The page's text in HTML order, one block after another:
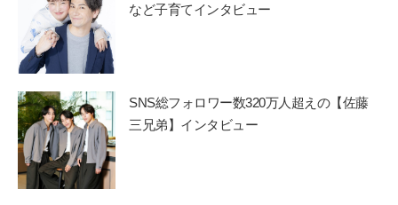
など子育てインタビュー
SNS総フォロワー数320万人超えの【佐藤
三兄弟】インタビュー